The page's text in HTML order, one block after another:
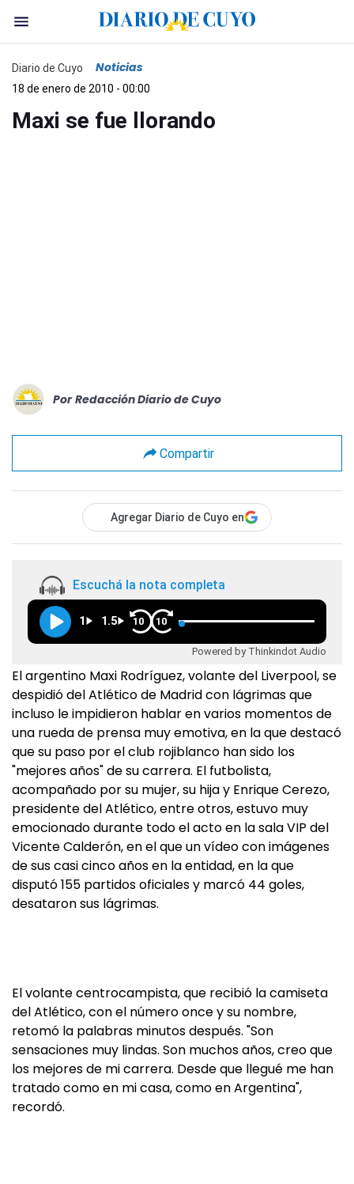
Diario de Cuyo Noticias
18 de enero de 2010 - 00:00
Maxi se fue llorando
Por Redacción Diario de Cuyo
Compartir
Agregar Diario de Cuyo en
Escuchá la nota completa
1 1.5 10 10
Powered by Thinkindot Audio
El argentino Maxi Rodríguez, volante del Liverpool, se
despidió del Atlético de Madrid con lágrimas que
incluso le impidieron hablar en varios momentos de
una rueda de prensa muy emotiva, en la que destacó
que su paso por el club rojiblanco han sido los
"mejores años" de su carrera. El futbolista,
acompañado por su mujer, su hija y Enrique Cerezo,
presidente del Atlético, entre otros, estuvo muy
emocionado durante todo el acto en la sala VIP del
Vicente Calderón, en el que un vídeo con imágenes
de sus casi cinco años en la entidad, en la que
disputó 155 partidos oficiales y marcó 44 goles,
desataron sus lágrimas.
El volante centrocampista, que recibió la camiseta
del Atlético, con el número once y su nombre,
retomó la palabras minutos después. "Son
sensaciones muy lindas. Son muchos años, creo que
los mejores de mi carrera. Desde que llegué me han
tratado como en mi casa, como en Argentina",
recordó.